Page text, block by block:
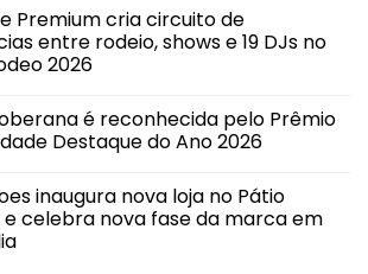
Premium cria circuito de
entre rodeio, shows e 19 DJs no
2026
é reconhecida pelo Prêmio
Destaque do Ano 2026
inaugura nova loja no Pátio
e celebra nova fase da marca em